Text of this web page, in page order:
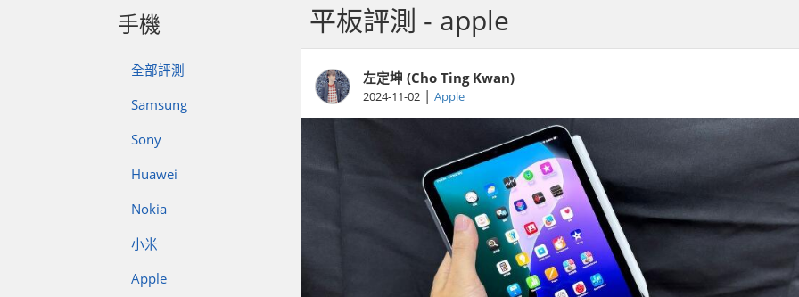
手機
全部評測
Samsung
Sony
Huawei
Nokia
小米
Apple
平板評測 - apple
左定坤 (Cho Ting Kwan)
2024-11-02 | Apple